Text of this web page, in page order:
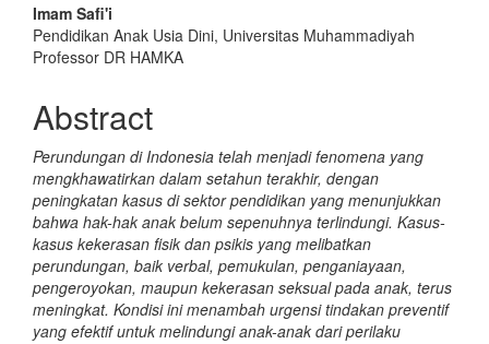
Imam Safi'i
Pendidikan Anak Usia Dini, Universitas Muhammadiyah
Professor DR HAMKA
Abstract
Perundungan di Indonesia telah menjadi fenomena yang
mengkhawatirkan dalam setahun terakhir, dengan
peningkatan kasus di sektor pendidikan yang menunjukkan
bahwa hak-hak anak belum sepenuhnya terlindungi. Kasus-
kasus kekerasan fisik dan psikis yang melibatkan
perundungan, baik verbal, pemukulan, penganiayaan,
pengeroyokan, maupun kekerasan seksual pada anak, terus
meningkat. Kondisi ini menambah urgensi tindakan preventif
yang efektif untuk melindungi anak-anak dari perilaku